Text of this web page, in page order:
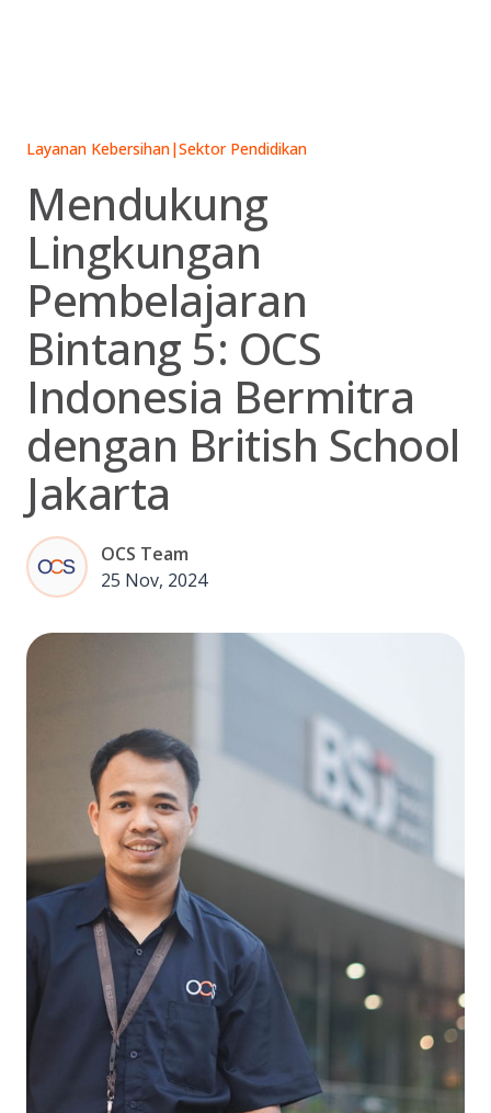
Layanan Kebersihan|Sektor Pendidikan
Mendukung
Lingkungan
Pembelajaran
Bintang 5: OCS
Indonesia Bermitra
dengan British School
Jakarta
OCS Team
25 Nov, 2024